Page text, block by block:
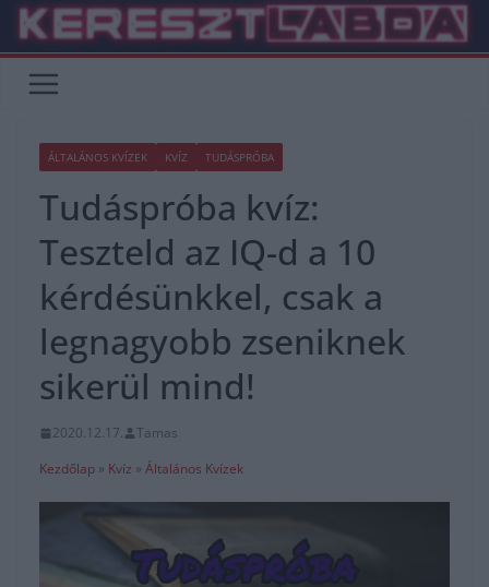
Skip
content
ÁLTALÁNOS KVÍZEK KVÍZ TUDÁSPRÓBA
Tudáspróba kvíz:
Teszteld az IQ-d a 10
kérdésünkkel, csak a
legnagyobb zseniknek
sikerül mind!
2020.12.17.
Tamas
Kezdőlap » Kvíz » Általános Kvízek